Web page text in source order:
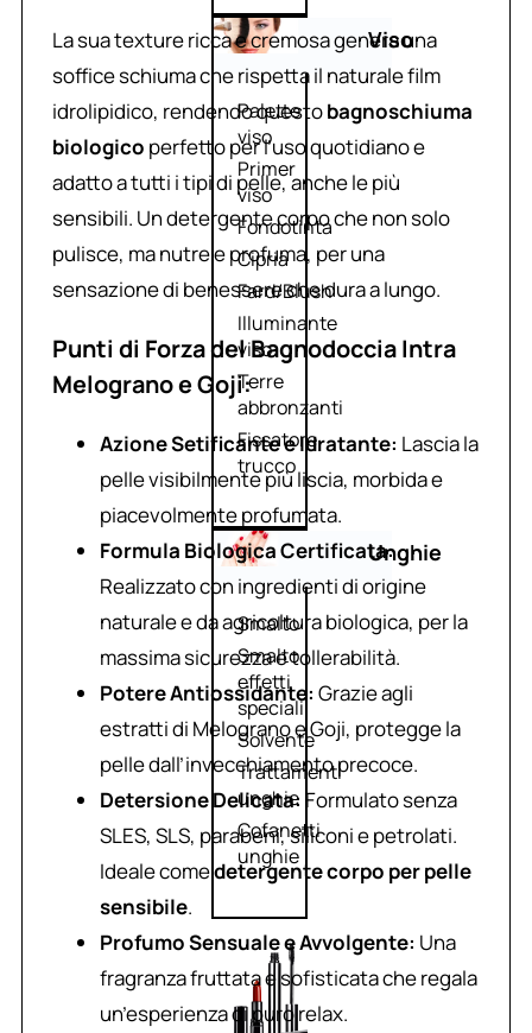
Viso
Palette
viso
Primer
viso
Fondotinta
Cipria
Fard/Blush
Illuminante
viso
Terre
abbronzanti
Fissatore
trucco
Unghie
Smalto
Smalto
effetti
speciali
Solvente
Trattamenti
unghie
Cofanetti
unghie
La sua texture ricca e cremosa genera una
soffice schiuma che rispetta il naturale film
idrolipidico, rendendo questobagnoschiuma
biologico perfetto per l’uso quotidiano e
adatto a tutti i tipi di pelle, anche le più
sensibili. Un detergente corpo che non solo
pulisce, ma nutre e profuma, per una
sensazione di benessere che dura a lungo.
Punti di Forza del Bagnodoccia Intra
Melograno e Goji:
Azione Setificante e Idratante: Lascia la
pelle visibilmente più liscia, morbida e
piacevolmente profumata.
Formula Biologica Certificata:
Realizzato con ingredienti di origine
naturale e da agricoltura biologica, per la
massima sicurezza e tollerabilità.
Potere Antiossidante: Grazie agli
estratti di Melograno e Goji, protegge la
pelle dall’invecchiamento precoce.
Detersione Delicata: Formulato senza
SLES, SLS, parabeni, siliconi e petrolati.
Ideale comedetergente corpo per pelle
sensibile.
Profumo Sensuale e Avvolgente: Una
fragranza fruttata e sofisticata che regala
un’esperienza di puro relax.